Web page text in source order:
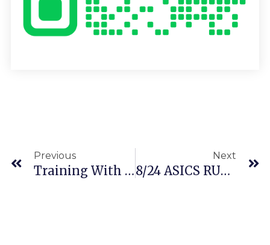
Previous
Training With POWER
Next
8/24 ASICS RUNNING CLUB 跑跑跑